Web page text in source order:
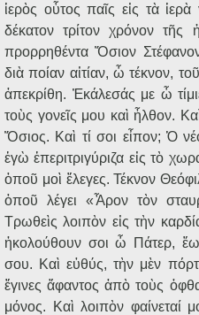
ἱερὸς οὗτος παῖς εἰς τὰ
δέκατον τρίτον χρόνον τῆς
προρρηθέντα Ὅσιον
διὰ ποίαν αἰτίαν, ὦ τέκνον,
ἀπεκρίθη. Ἐκάλεσάς με ὦ
τοὺς γονεῖς μου καὶ ἦλθον.
Ὅσιος. Καὶ τί σοι εἶπον; Ὁ
ἐγὼ ἐπεριτριγύριζα εἰς τὸ
ὁποῦ μοὶ ἔλεγες. Τέκνον
ὁποῦ λέγει «Ἆρον τὸν
Τρωθεὶς λοιπὸν εἰς τὴν
ἠκολούθουν σοι ὦ Πάτερ,
σου. Καὶ εὐθύς, τὴν μὲν
ἔγινες ἄφαντος ἀπὸ τοὺς
μόνος. Καὶ λοιπὸν φαίνεταί